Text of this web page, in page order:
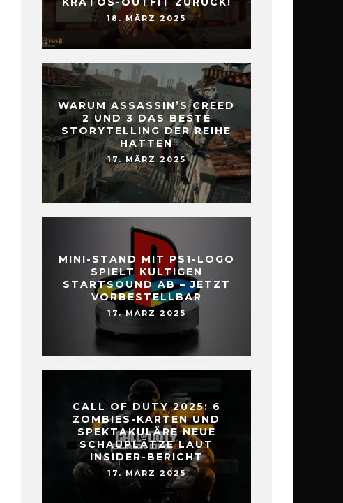
18. MÄRZ 2025
WARUM ASSASSIN’S CREED
2 UND 3 DAS BESTE
STORYTELLING DER REIHE
HATTEN
17. MÄRZ 2025
MINI-STAND MIT PS1-LOGO
SPIELT KULTIGEN
STARTSOUND AB – JETZT
VORBESTELLBAR
17. MÄRZ 2025
CALL OF DUTY 2025: 6
ZOMBIES-KARTEN UND
SPEKTAKULÄRE NEUE
SCHAUPLÄTZE LAUT
INSIDER-BERICHT
17. MÄRZ 2025